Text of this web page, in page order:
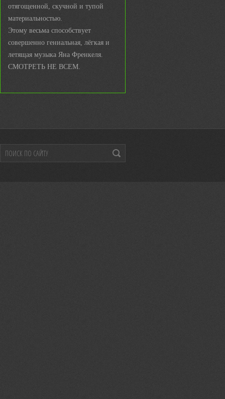
отягощенной, скучной и тупой
материальностью.
Этому весьма способствует
совершенно гениальная, лёгкая и
летящая музыка Яна Френкеля.
СМОТРЕТЬ НЕ ВСЕМ.